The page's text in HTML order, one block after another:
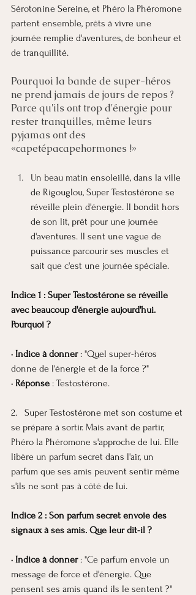
Sérotonine Sereine, et Phéro la Phéromone
partent ensemble, prêts à vivre une
journée remplie d'aventures, de bonheur et
de tranquillité.
Pourquoi la bande de super-héros
ne prend jamais de jours de repos ?
Parce qu'ils ont trop d'énergie pour
rester tranquilles, même leurs
pyjamas ont des
«capetépacapehormones !»
Un beau matin ensoleillé, dans la ville
de Rigouglou, Super Testostérone se
réveille plein d'énergie. Il bondit hors
de son lit, prêt pour une journée
d'aventures. Il sent une vague de
puissance parcourir ses muscles et
sait que c'est une journée spéciale.
Indice 1 : Super Testostérone se réveille
avec beaucoup d'énergie aujourd'hui.
Pourquoi ?
· Indice à donner : "Quel super-héros
donne de l'énergie et de la force ?"
· Réponse : Testostérone.
2.   Super Testostérone met son costume et
se prépare à sortir. Mais avant de partir,
Phéro la Phéromone s'approche de lui. Elle
libère un parfum secret dans l'air, un
parfum que ses amis peuvent sentir même
s'ils ne sont pas à côté de lui.
Indice 2 : Son parfum secret envoie des
signaux à ses amis. Que leur dit-il ?
· Indice à donner : "Ce parfum envoie un
message de force et d'énergie. Que
pensent ses amis quand ils le sentent ?"